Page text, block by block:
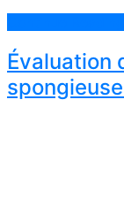
Évaluation